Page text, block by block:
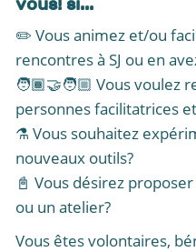
✏️ Vous animez et/ou
rencontres à SJ ou en
🧑🏾‍🤝‍🧑🏼 Vous voulez
personnes facilitatrices
⚗️ Vous souhaitez
nouveaux outils?
📓 Vous désirez
ou un atelier?
Vous êtes volontaires,